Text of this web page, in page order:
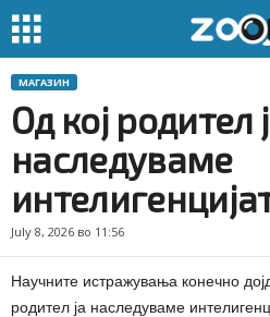
МАГАЗИН
Од кој родител
наследуваме
July 8, 2026 во 11:56
Научните истражувања конечно
родител ја наследуваме